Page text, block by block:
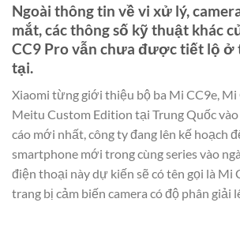
Ngoài thông tin về vi xử lý,
mắt, các thông số kỹ thuật khác
CC9 Pro vẫn chưa được tiết lộ ở
tại.
Xiaomi từng giới thiệu bộ ba Mi CC9e, Mi
Meitu Custom Edition tại Trung Quốc vào
cáo mới nhất, công ty đang lên kế hoạch
smartphone mới trong cùng series vào
điện thoại này dự kiến sẽ có tên gọi là Mi
trang bị cảm biến camera có độ phân giải